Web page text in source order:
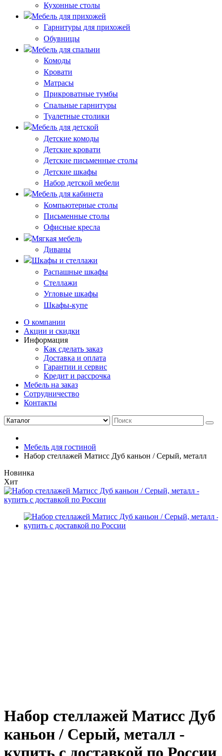
Кухонные столы
Мебель для прихожей
Гарнитуры для прихожей
Обувницы
Мебель для спальни
Комоды
Кровати
Матрасы
Прикроватные тумбы
Спальные гарнитуры
Туалетные столики
Мебель для детской
Детские комоды
Детские кровати
Детские письменные столы
Детские шкафы
Набор детской мебели
Мебель для кабинета
Компьютерные столы
Письменные столы
Офисные кресла
Мягкая мебель
Диваны
Шкафы и стеллажи
Распашные шкафы
Стеллажи
Угловые шкафы
Шкафы-купе
О компании
Акции и скидки
Информация
Как сделать заказ
Доставка и оплата
Гарантии и сервис
Кредит и рассрочка
Мебель на заказ
Сотрудничество
Контакты
Мебель для гостиной
Набор стеллажей Матисс Дуб каньон / Серый, металл
Новинка
Хит
Набор стеллажей Матисс Дуб
каньон / Серый, металл -